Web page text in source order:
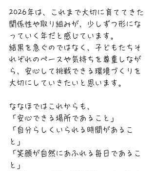
2026年は、これまで大切に育ててきた
関係性や取り組みが、少しずつ形にな
っていく年だと感じています。
結果を急ぐのではなく、子どもたちそ
れぞれのペースや気持ちを尊重しなが
ら、安心して挑戦できる環境づくりを
大切にしていきたいと思います。
ななほではこれからも、
「安心できる場所であること」
「自分らしくいられる時間があるこ
と」
「笑顔が自然にあふれる毎日であるこ
と」